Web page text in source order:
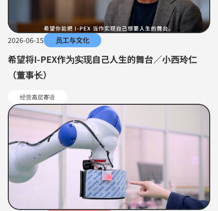
2026-06-15 员工与文化
希望将I-PEX作为实现自己人生的舞台／小西玲仁
（董事长）
经营高层寄语